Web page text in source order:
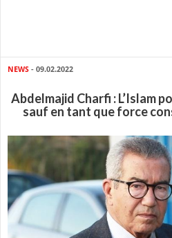
NEWS - 09.02.2022
Abdelmajid Charfi : L’Islam
sauf en tant que force